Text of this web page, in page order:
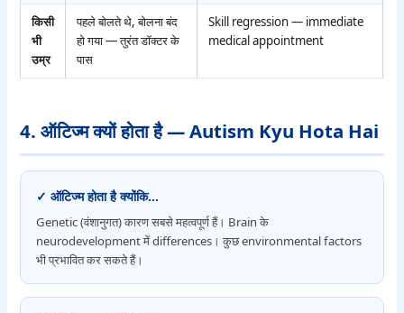
किसी
भी
उम्र
पहले बोलते थे, बोलना बंद
हो गया — तुरंत डॉक्टर के
पास
Skill regression — immediate
medical appointment
4. ऑटिज्म क्यों होता है — Autism Kyu Hota Hai
✓ ऑटिज्म होता है क्योंकि…
Genetic (वंशानुगत) कारण सबसे महत्वपूर्ण हैं। Brain के
neurodevelopment में differences। कुछ environmental factors
भी प्रभावित कर सकते हैं।